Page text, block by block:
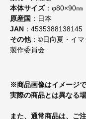
本体サイズ：φ80×90㎜
原産国 ：日本
JAN ：4535388138145
その他：©日向夏・イマ
製作委員会
※商品画像はイメージで
実際の商品とは異なる
また、通常商品は、ご